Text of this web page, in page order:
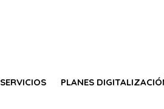
SERVICIOS PLANES